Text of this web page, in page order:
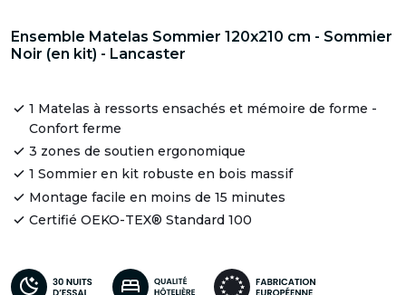
Ensemble Matelas Sommier 120x210 cm - Sommier
Noir (en kit) - Lancaster
1 Matelas à ressorts ensachés et mémoire de forme -
Confort ferme
3 zones de soutien ergonomique
1 Sommier en kit robuste en bois massif
Montage facile en moins de 15 minutes
Certifié OEKO-TEX® Standard 100